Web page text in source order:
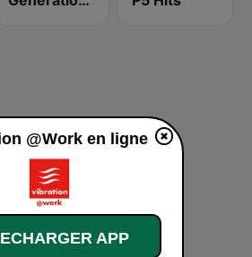
@Work en ligne
APP